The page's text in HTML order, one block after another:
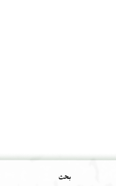
بحث